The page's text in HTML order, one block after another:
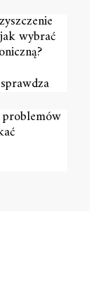
wybrać